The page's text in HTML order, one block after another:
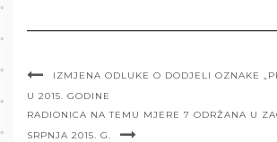
IZMJENA ODLUKE O DODJELI OZNAKE
U 2015. GODINE
RADIONICA NA TEMU MJERE 7 ODRŽANA U
SRPNJA 2015. G.